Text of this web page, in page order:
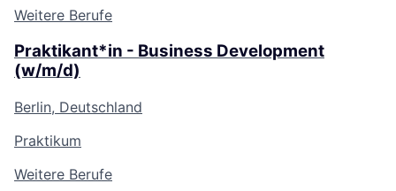
Weitere Berufe
Praktikant*in - Business Development
(w/m/d)
Berlin, Deutschland
Praktikum
Weitere Berufe